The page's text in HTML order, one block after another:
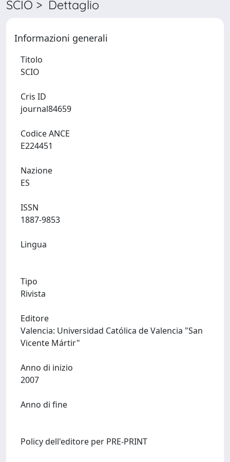
SCIO > Dettaglio
Informazioni generali
Titolo
Cris ID
Codice ANCE
Nazione
ISSN
Lingua
Tipo
Rivista
Editore
Valencia: Universidad Católica de Valencia "San
Anno di inizio
Anno di fine
Policy dell'editore per PRE-PRINT